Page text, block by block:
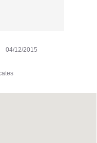
04/12/2015